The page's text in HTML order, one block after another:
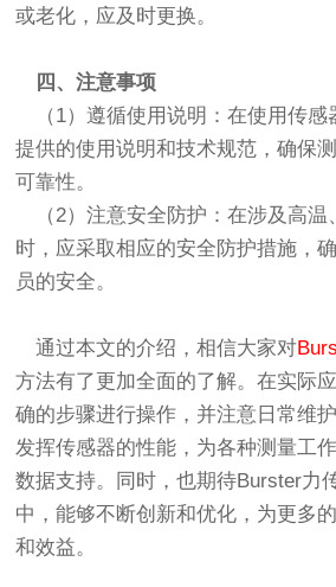
或老化，应及时更换。
四、注意事项
（1）遵循使用说明：在使用传感
提供的使用说明和技术规范，确保
可靠性。
（2）注意安全防护：在涉及高温
时，应采取相应的安全防护措施，
员的安全。
通过本文的介绍，相信大家对
方法有了更加全面的了解。在实际
确的步骤进行操作，并注意日常维
发挥传感器的性能，为各种测量工
数据支持。同时，也期待Burster力
中，能够不断创新和优化，为更多
和效益。